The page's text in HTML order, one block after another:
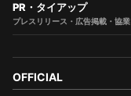
PR・タイアップ
プレスリリース・広告掲載・協業
OFFICIAL